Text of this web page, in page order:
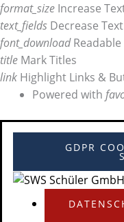
format_size Increase
text_fields Decrease Text
font_download
title Mark Titles
link Highlight Links &
Powered with
GDPR